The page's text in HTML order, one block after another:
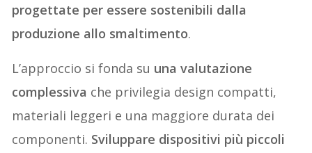
progettate per essere sostenibili dalla
produzione allo smaltimento.
L’approccio si fonda su una valutazione
complessiva che privilegia design compatti,
materiali leggeri e una maggiore durata dei
componenti. Sviluppare dispositivi più piccoli